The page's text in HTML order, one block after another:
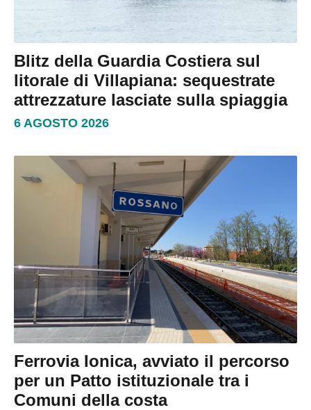
Blitz della Guardia Costiera sul
litorale di Villapiana: sequestrate
attrezzature lasciate sulla spiaggia
6 AGOSTO 2026
Ferrovia Ionica, avviato il percorso
per un Patto istituzionale tra i
Comuni della costa